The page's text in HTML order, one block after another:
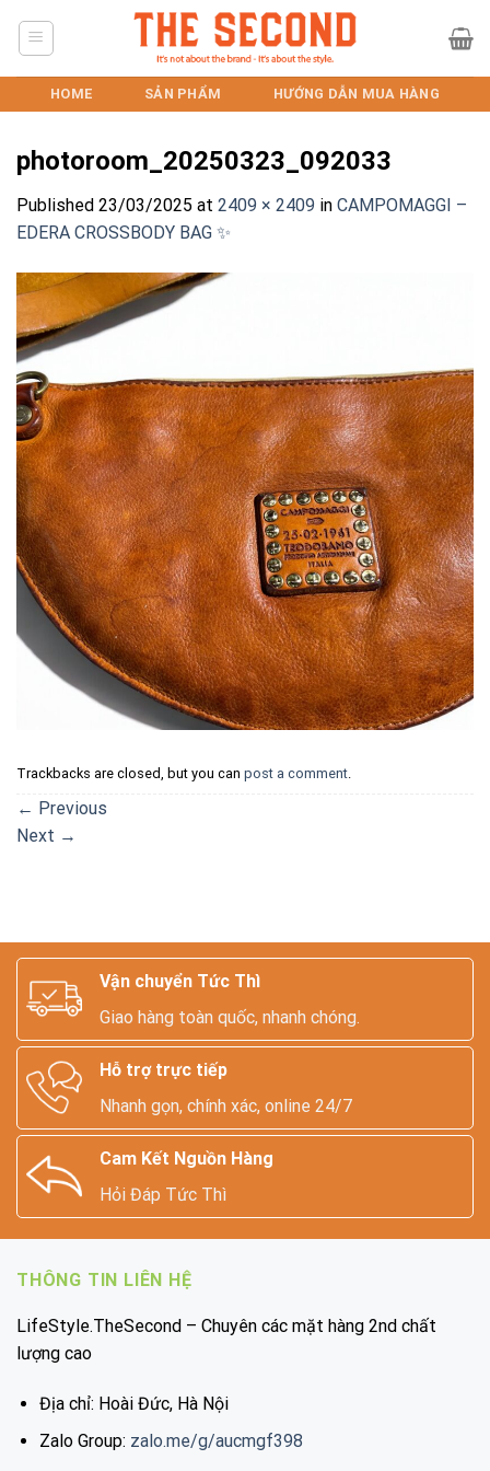
HOME SẢN PHẨM HƯỚNG DẪN MUA HÀNG
photoroom_20250323_092033
Published 23/03/2025 at 2409 × 2409 in CAMPOMAGGI –
EDERA CROSSBODY BAG ✨
Trackbacks are closed, but you can post a comment.
← Previous
Next →
Vận chuyển Tức Thì
Giao hàng toàn quốc, nhanh chóng.
Hỗ trợ trực tiếp
Nhanh gọn, chính xác, online 24/7
Cam Kết Nguồn Hàng
Hỏi Đáp Tức Thì
THÔNG TIN LIÊN HỆ
LifeStyle.TheSecond – Chuyên các mặt hàng 2nd chất
lượng cao
Địa chỉ: Hoài Đức, Hà Nội
Zalo Group: zalo.me/g/aucmgf398